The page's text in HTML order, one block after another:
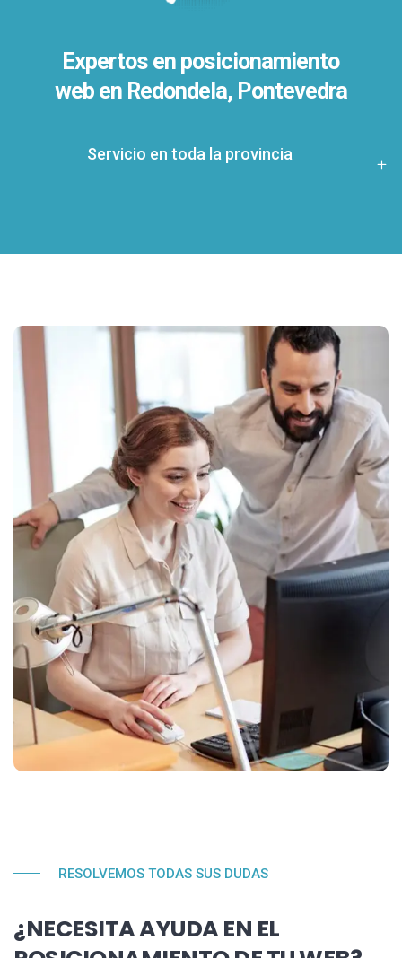
Expertos en posicionamiento
web en Redondela, Pontevedra
Servicio en toda la provincia
RESOLVEMOS TODAS SUS DUDAS
¿NECESITA AYUDA EN EL